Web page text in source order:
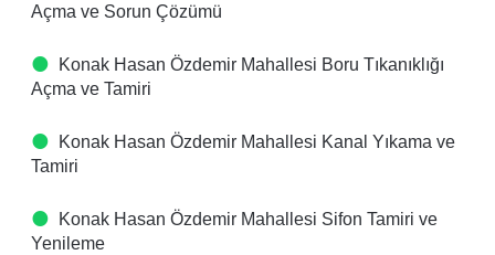
Açma ve Sorun Çözümü
Konak Hasan Özdemir Mahallesi Boru Tıkanıklığı
Açma ve Tamiri
Konak Hasan Özdemir Mahallesi Kanal Yıkama ve
Tamiri
Konak Hasan Özdemir Mahallesi Sifon Tamiri ve
Yenileme